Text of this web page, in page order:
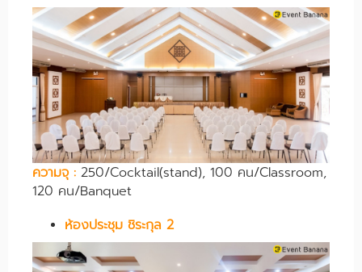
ความจุ : 250/Cocktail(stand), 100 คน/Classroom,
120 คน/Banquet
ห้องประชุม ชิระกุล 2